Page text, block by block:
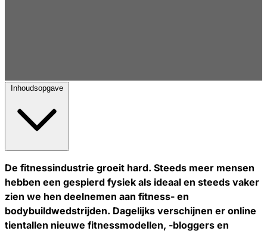
Inhoudsopgave
De fitnessindustrie groeit hard. Steeds meer mensen
hebben een gespierd fysiek als ideaal en steeds vaker
zien we hen deelnemen aan fitness- en
bodybuildwedstrijden. Dagelijks verschijnen er online
tientallen nieuwe fitnessmodellen, -bloggers en